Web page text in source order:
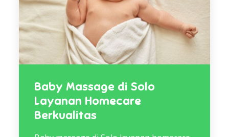
Baby Massage di Solo
Layanan Homecare
Berkualitas